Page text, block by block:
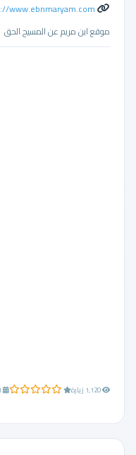
http://www.ebnmaryam.com
موقع ابن مريم عن المسيح الحق
0.0 من 5 نجوم 2008-05-21